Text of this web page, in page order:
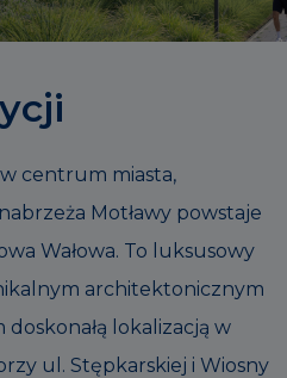
centrum miasta,
Motławy powstaje
Wałowa. To luksusowy
architektonicznym
lokalizacją w
ul. Stępkarskiej i Wiosny